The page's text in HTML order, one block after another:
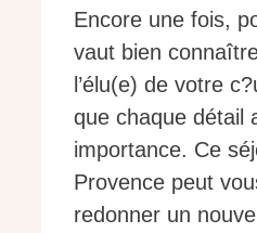
Encore une fois,
vaut bien
l’élu(e) de votre
que chaque détail
importance. Ce
Provence peut
redonner un